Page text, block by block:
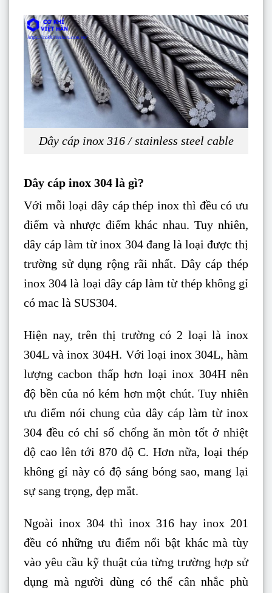
Dây cáp inox 316 / stainless steel cable
Dây cáp inox 304 là gì?
Với mỗi loại dây cáp thép inox thì đều có ưu
điểm và nhược điểm khác nhau. Tuy nhiên,
dây cáp làm từ inox 304 đang là loại được thị
trường sử dụng rộng rãi nhất. Dây cáp thép
inox 304 là loại dây cáp làm từ thép không gỉ
có mac là SUS304.
Hiện nay, trên thị trường có 2 loại là inox
304L và inox 304H. Với loại inox 304L, hàm
lượng cacbon thấp hơn loại inox 304H nên
độ bền của nó kém hơn một chút. Tuy nhiên
ưu điểm nói chung của dây cáp làm từ inox
304 đều có chỉ số chống ăn mòn tốt ở nhiệt
độ cao lên tới 870 độ C. Hơn nữa, loại thép
không gỉ này có độ sáng bóng sao, mang lại
sự sang trọng, đẹp mắt.
Ngoài inox 304 thì inox 316 hay inox 201
đều có những ưu điểm nổi bật khác mà tùy
vào yêu cầu kỹ thuật của từng trường hợp sử
dụng mà người dùng có thể cân nhắc phù